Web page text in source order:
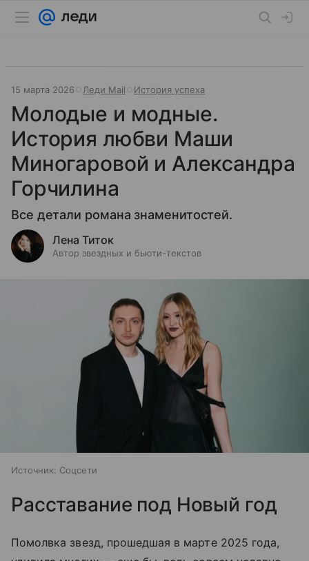
15 марта 2026 Леди Mail История успеха
Молодые и модные.
История любви Маши
Миногаровой и Александра
Горчилина
Все детали романа знаменитостей.
Лена Титок
Автор звездных и бьюти-текстов
Источник: Соцсети
Расставание под Новый год
Помолвка звезд, прошедшая в марте 2025 года,